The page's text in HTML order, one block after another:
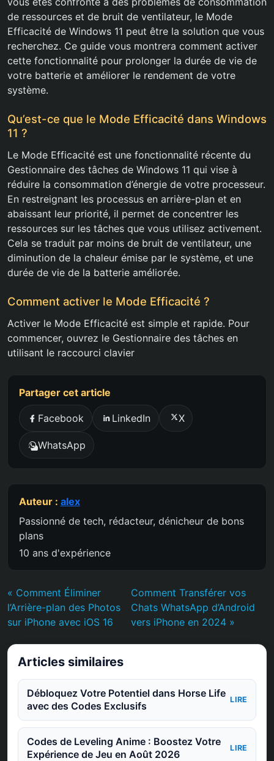
de ressources et de bruit de ventilateur, le Mode
Efficacité de Windows 11 peut être la solution que vous
recherchez. Ce guide vous montrera comment activer
cette fonctionnalité pour prolonger la durée de vie de
votre batterie et améliorer le rendement de votre
système.
Qu’est-ce que le Mode Efficacité dans Windows
11 ?
Le Mode Efficacité est une fonctionnalité récente du
Gestionnaire des tâches de Windows 11 qui vise à
réduire la consommation d’énergie de votre processeur.
En restreignant les processus en arrière-plan et en
abaissant leur priorité, il permet de concentrer les
ressources sur les tâches que vous utilisez activement.
Cela se traduit par moins de bruit de ventilateur, une
diminution de la chaleur émise par le système, et une
durée de vie de la batterie améliorée.
Comment activer le Mode Efficacité ?
Activer le Mode Efficacité est simple et rapide. Pour
commencer, ouvrez le Gestionnaire des tâches en
utilisant le raccourci clavier
Partager cet article
Facebook LinkedIn X
WhatsApp
Auteur : alex
Passionné de tech, rédacteur, dénicheur de bons
plans
10 ans d'expérience
« Comment Éliminer
l’Arrière-plan des Photos
sur iPhone avec iOS 16
Comment Transférer vos
Chats WhatsApp d’Android
vers iPhone en 2024 »
Articles similaires
Débloquez Votre Potentiel dans Horse Life
avec des Codes Exclusifs
LIRE
Codes de Leveling Anime : Boostez Votre
Expérience de Jeu en Août 2026
LIRE